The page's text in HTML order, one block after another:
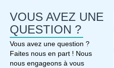
VOUS AVEZ UNE
QUESTION ?
Vous avez une question ?
Faites nous en part ! Nous
nous engageons à vous